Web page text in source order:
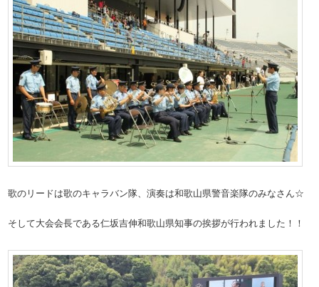
歌のリードは歌のキャラバン隊、演奏は和歌山県警音楽隊のみなさん☆
そして大会会長である仁坂吉伸和歌山県知事の挨拶が行われました！！